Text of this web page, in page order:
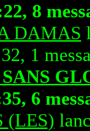
8
DAMAS
1
6
(LES)